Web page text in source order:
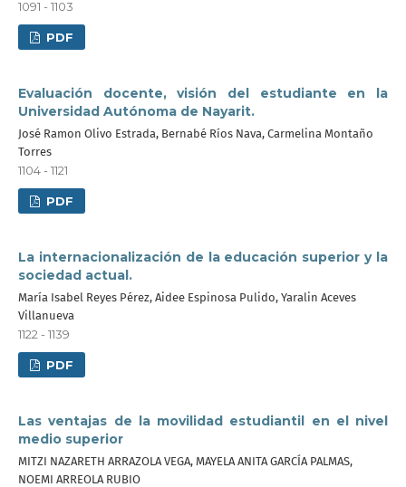
1091 - 1103
PDF
Evaluación docente, visión del estudiante en la
Universidad Autónoma de Nayarit.
José Ramon Olivo Estrada, Bernabé Ríos Nava, Carmelina Montaño
Torres
1104 - 1121
PDF
La internacionalización de la educación superior y la
sociedad actual.
María Isabel Reyes Pérez, Aidee Espinosa Pulido, Yaralin Aceves
Villanueva
1122 - 1139
PDF
Las ventajas de la movilidad estudiantil en el nivel
medio superior
MITZI NAZARETH ARRAZOLA VEGA, MAYELA ANITA GARCÍA PALMAS,
NOEMI ARREOLA RUBIO